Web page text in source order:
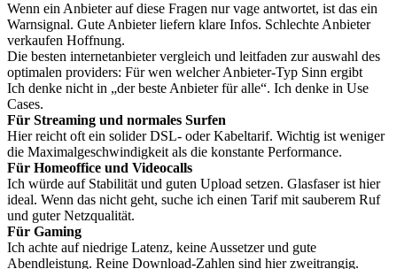
Wenn ein Anbieter auf diese Fragen nur vage antwortet, ist das ein
Warnsignal. Gute Anbieter liefern klare Infos. Schlechte Anbieter
verkaufen Hoffnung.
Die besten internetanbieter vergleich und leitfaden zur auswahl des
optimalen providers: Für wen welcher Anbieter-Typ Sinn ergibt
Ich denke nicht in „der beste Anbieter für alle“. Ich denke in Use
Cases.
Für Streaming und normales Surfen
Hier reicht oft ein solider DSL- oder Kabeltarif. Wichtig ist weniger
die Maximalgeschwindigkeit als die konstante Performance.
Für Homeoffice und Videocalls
Ich würde auf Stabilität und guten Upload setzen. Glasfaser ist hier
ideal. Wenn das nicht geht, suche ich einen Tarif mit sauberem Ruf
und guter Netzqualität.
Für Gaming
Ich achte auf niedrige Latenz, keine Aussetzer und gute
Abendleistung. Reine Download-Zahlen sind hier zweitrangig.